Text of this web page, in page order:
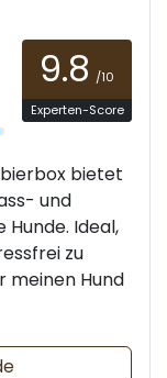
9.8 /10
Experten-Score
bietet
und
Ideal,
zu
meinen Hund